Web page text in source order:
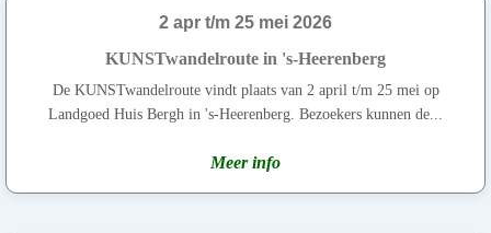
2 apr t/m 25 mei 2026
KUNSTwandelroute in 's-Heerenberg
De KUNSTwandelroute vindt plaats van 2 april t/m 25 mei op
Landgoed Huis Bergh in 's-Heerenberg. Bezoekers kunnen de...
Meer info